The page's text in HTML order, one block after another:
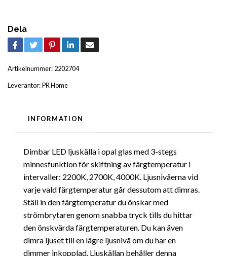
Dela
Artikelnummer: 2202704
Leverantör:PR Home
INFORMATION
Dimbar LED ljuskälla i opal glas med 3-stegs
minnesfunktion för skiftning av färgtemperatur i
intervaller: 2200K, 2700K, 4000K. Ljusnivåerna vid
varje vald färgtemperatur går dessutom att dimras.
Ställ in den färgtemperatur du önskar med
strömbrytaren genom snabba tryck tills du hittar
den önskvärda färgtemperaturen. Du kan även
dimra ljuset till en lägre ljusnivå om du har en
dimmer inkopplad. Ljuskällan behåller denna